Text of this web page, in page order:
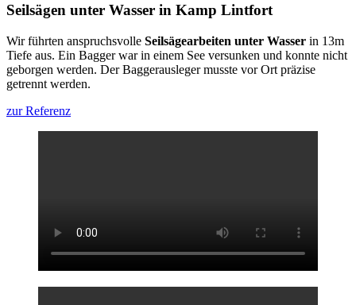
Seilsägen unter Wasser in Kamp Lintfort
Wir führten anspruchsvolle Seilsägearbeiten unter Wasser in 13m
Tiefe aus. Ein Bagger war in einem See versunken und konnte nicht
geborgen werden. Der Baggerausleger musste vor Ort präzise
getrennt werden.
zur Referenz